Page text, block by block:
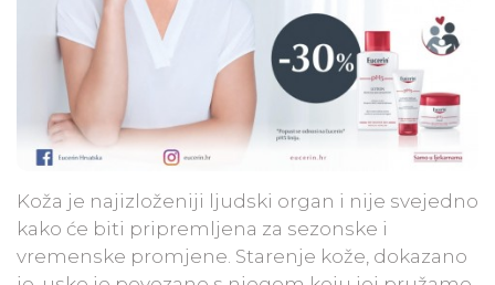
Koža je najizloženiji ljudski organ i nije svejedno
kako će biti pripremljena za sezonske i
vremenske promjene. Starenje kože, dokazano